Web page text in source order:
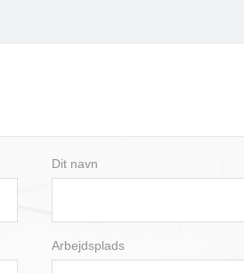
Dit navn
Arbejdsplads